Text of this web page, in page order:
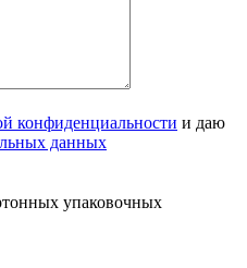
конфиденциальности и даю
данных
упаковочных